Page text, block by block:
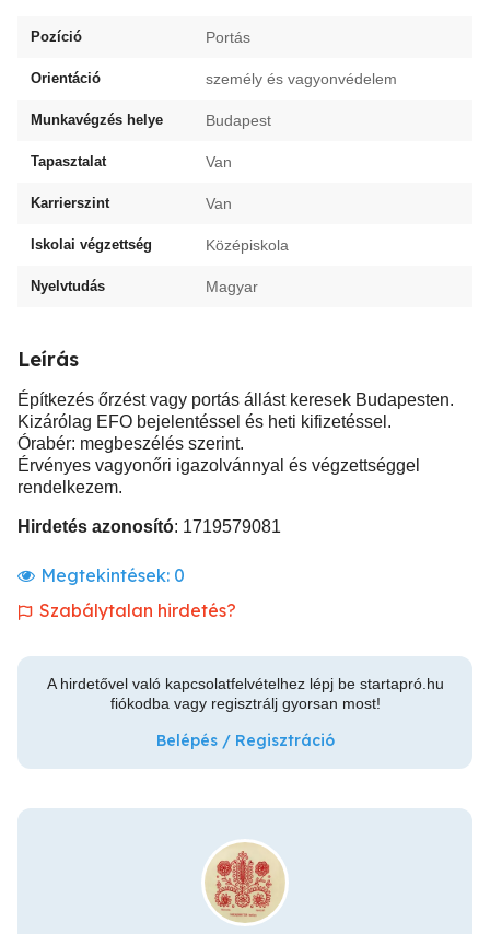
Pozíció Portás
Orientáció személy és vagyonvédelem
Munkavégzés helye Budapest
Tapasztalat Van
Karrierszint Van
Iskolai végzettség Középiskola
Nyelvtudás Magyar
Leírás
Építkezés őrzést vagy portás állást keresek Budapesten.
Kizárólag EFO bejelentéssel és heti kifizetéssel.
Órabér: megbeszélés szerint.
Érvényes vagyonőri igazolvánnyal és végzettséggel
rendelkezem.
Hirdetés azonosító: 1719579081
Megtekintések: 0
Szabálytalan hirdetés?
A hirdetővel való kapcsolatfelvételhez lépj be startapró.hu
fiókodba vagy regisztrálj gyorsan most!
Belépés / Regisztráció